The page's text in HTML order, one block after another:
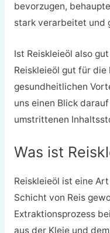
bevorzugen,
stark verarbeitet und
Ist Reiskleieöl also
Reiskleieöl gut für
gesundheitlichen
uns einen Blick
umstrittenen
Was ist
Reiskleieöl ist eine
Schicht von Reis
Extraktionsprozess
aus der Kleie und